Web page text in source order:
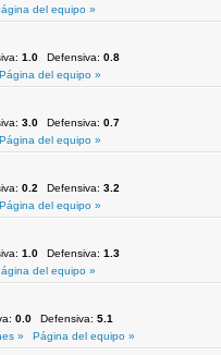
del equipo »
1.0 Defensiva: 0.8
Página del equipo »
3.0 Defensiva: 0.7
Página del equipo »
0.2 Defensiva: 3.2
Página del equipo »
1.0 Defensiva: 1.3
del equipo »
0.0 Defensiva: 5.1
»
Página del equipo »